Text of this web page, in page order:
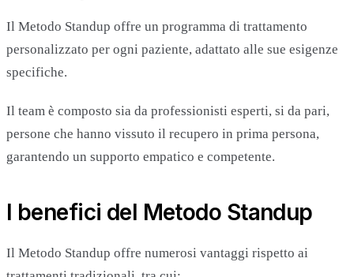
Il Metodo Standup offre un programma di trattamento
personalizzato per ogni paziente, adattato alle sue esigenze
specifiche.
Il team è composto sia da professionisti esperti, si da pari,
persone che hanno vissuto il recupero in prima persona,
garantendo un supporto empatico e competente.
I benefici del Metodo Standup
Il Metodo Standup offre numerosi vantaggi rispetto ai